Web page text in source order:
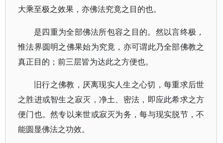
大乘至极之效果，亦佛法究竟之目的也。
是四重为全部佛法所包容之目的。然以言终极，
惟法界圆明之佛果始为究竟，亦可谓此乃全部佛教之
真正目的；前三层皆为达此之方便也。
旧行之佛教，厌离现实人生之心切，每重求后世
之胜进或智生之寂灭，净土、密法，即应此希求之方
便门也。然专以来世或寂灭为务，每与现实脱节，不
能圆显佛法之功效。